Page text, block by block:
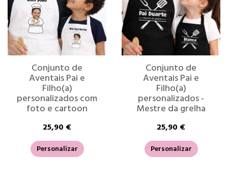
Conjunto de
Aventais Pai e
Filho(a)
personalizados com
foto e cartoon
25,90 €
Personalizar
Conjunto de
Aventais Pai e
Filho(a)
personalizados -
Mestre da grelha
25,90 €
Personalizar